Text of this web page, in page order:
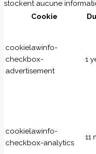
stockent aucune
Cookie
cookielawinfo-
checkbox-
advertisement
1
cookielawinfo-
checkbox-analytics
11